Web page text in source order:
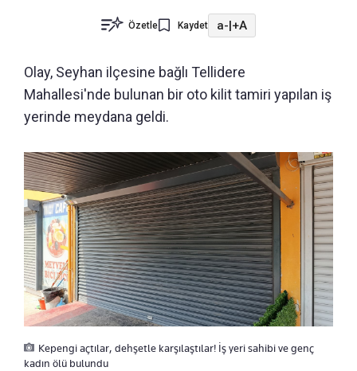
Özetle Kaydet a-|+A
Olay, Seyhan ilçesine bağlı Tellidere
Mahallesi'nde bulunan bir oto kilit tamiri yapılan iş
yerinde meydana geldi.
Kepengi açtılar, dehşetle karşılaştılar! İş yeri sahibi ve genç
kadın ölü bulundu